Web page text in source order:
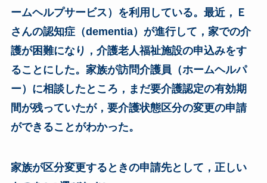
ームヘルプサービス）を利用している。最近，Ｅ
さんの認知症（dementia）が進行して，家での介
護が困難になり，介護老人福祉施設の申込みをす
ることにした。家族が訪問介護員（ホームヘルパ
ー）に相談したところ，まだ要介護認定の有効期
間が残っていたが，要介護状態区分の変更の申請
ができることがわかった。
家族が区分変更するときの申請先として，正しい